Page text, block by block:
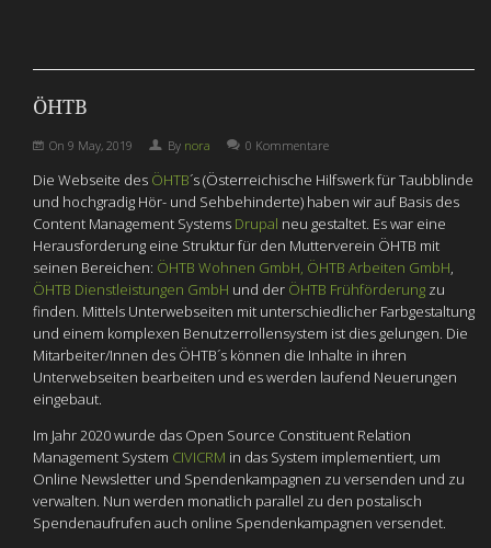
ÖHTB
On 9 May, 2019 By nora 0 Kommentare
Die Webseite des ÖHTB´s (Österreichische Hilfswerk für Taubblinde
und hochgradig Hör- und Sehbehinderte) haben wir auf Basis des
Content Management Systems Drupal neu gestaltet. Es war eine
Herausforderung eine Struktur für den Mutterverein ÖHTB mit
seinen Bereichen: ÖHTB Wohnen GmbH, ÖHTB Arbeiten GmbH,
ÖHTB Dienstleistungen GmbH und der ÖHTB Frühförderung zu
finden. Mittels Unterwebseiten mit unterschiedlicher Farbgestaltung
und einem komplexen Benutzerrollensystem ist dies gelungen. Die
Mitarbeiter/Innen des ÖHTB´s können die Inhalte in ihren
Unterwebseiten bearbeiten und es werden laufend Neuerungen
eingebaut.
Im Jahr 2020 wurde das Open Source Constituent Relation
Management System CIVICRM in das System implementiert, um
Online Newsletter und Spendenkampagnen zu versenden und zu
verwalten. Nun werden monatlich parallel zu den postalisch
Spendenaufrufen auch online Spendenkampagnen versendet.